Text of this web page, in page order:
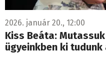
2026. január 20., 12:00
Kiss Beáta:
ügyeinkben ki